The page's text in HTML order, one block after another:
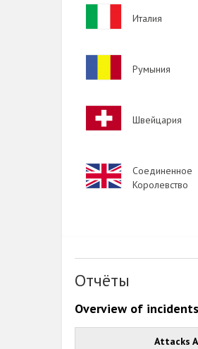
Италия
Румыния
Image
Швейцария
Image
Соединенное
Королевство
Отчёты
Overview of
Attacks